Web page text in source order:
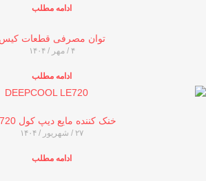
ادامه مطلب
توان مصرفی قطعات کیس
ادامه مطلب
خنک کننده مایع دیپ کول LE720
۲۷ / شهریور / ۱۴۰۴
ادامه مطلب